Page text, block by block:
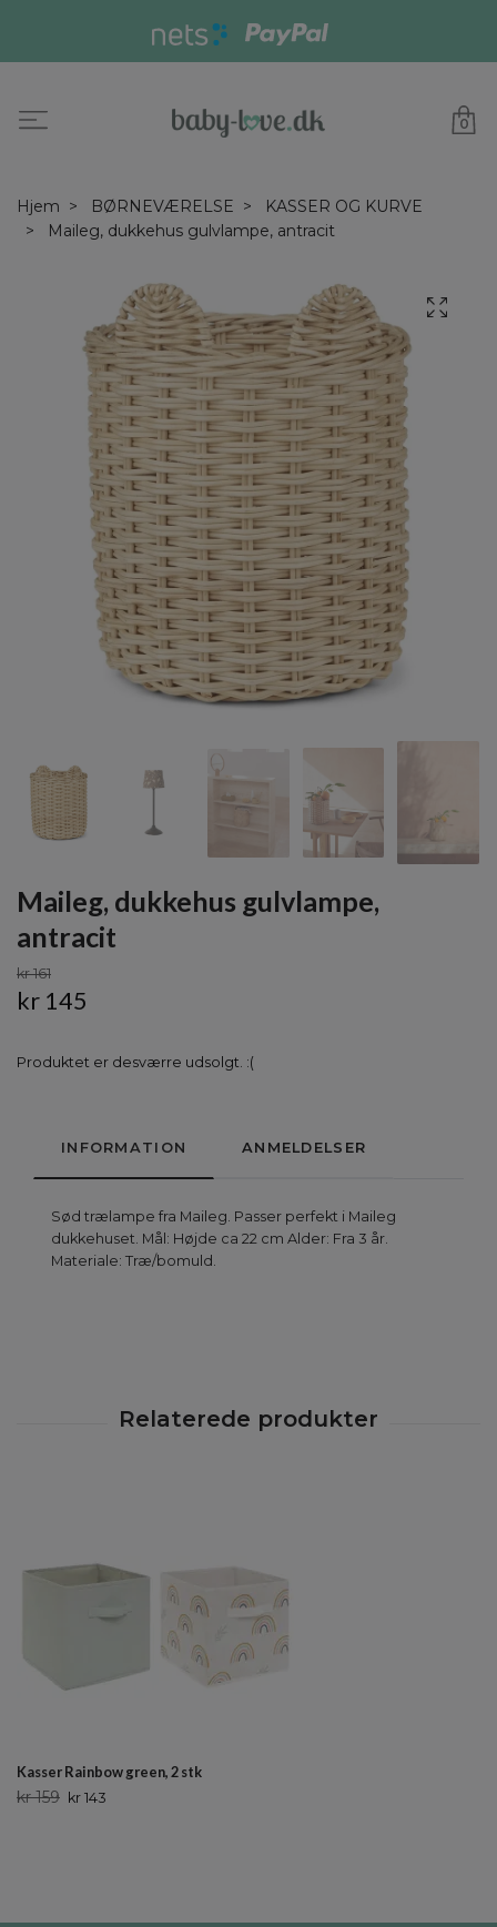
0
Hjem BØRNEVÆRELSE
KASSER OG KURVE
Maileg, dukkehus gulvlampe, antracit
Maileg, dukkehus gulvlampe,
antracit
kr 161
kr 145
Produktet er desværre udsolgt. :(
INFORMATION ANMELDELSER
Sød trælampe fra Maileg. Passer perfekt i Maileg
dukkehuset. Mål: Højde ca 22 cm Alder: Fra 3 år.
Materiale: Træ/bomuld.
Kasser Rainbow green, 2 stk
kr 159 kr 143